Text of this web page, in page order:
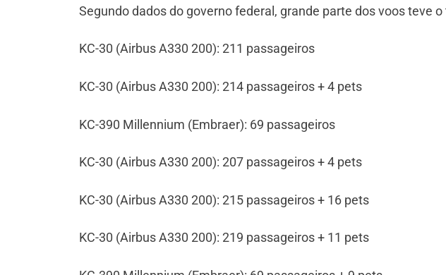
Segundo dados do governo federal, grande parte dos voos teve
KC-30 (Airbus A330 200): 211 passageiros
KC-30 (Airbus A330 200): 214 passageiros + 4 pets
KC-390 Millennium (Embraer): 69 passageiros
KC-30 (Airbus A330 200): 207 passageiros + 4 pets
KC-30 (Airbus A330 200): 215 passageiros + 16 pets
KC-30 (Airbus A330 200): 219 passageiros + 11 pets